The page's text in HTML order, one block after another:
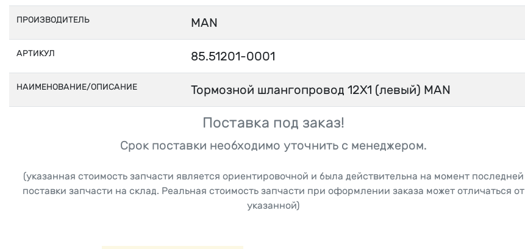
ПРОИЗВОДИТЕЛЬ MAN
АРТИКУЛ 85.51201-0001
НАИМЕНОВАНИЕ/ОПИСАНИЕ Тормозной шлангопровод 12X1 (левый) MAN
Поставка под заказ!
Срок поставки необходимо уточнить с менеджером.
(указанная стоимость запчасти является ориентировочной и была действительна на момент последней
поставки запчасти на склад. Реальная стоимость запчасти при оформлении заказа может отличаться от
указанной)